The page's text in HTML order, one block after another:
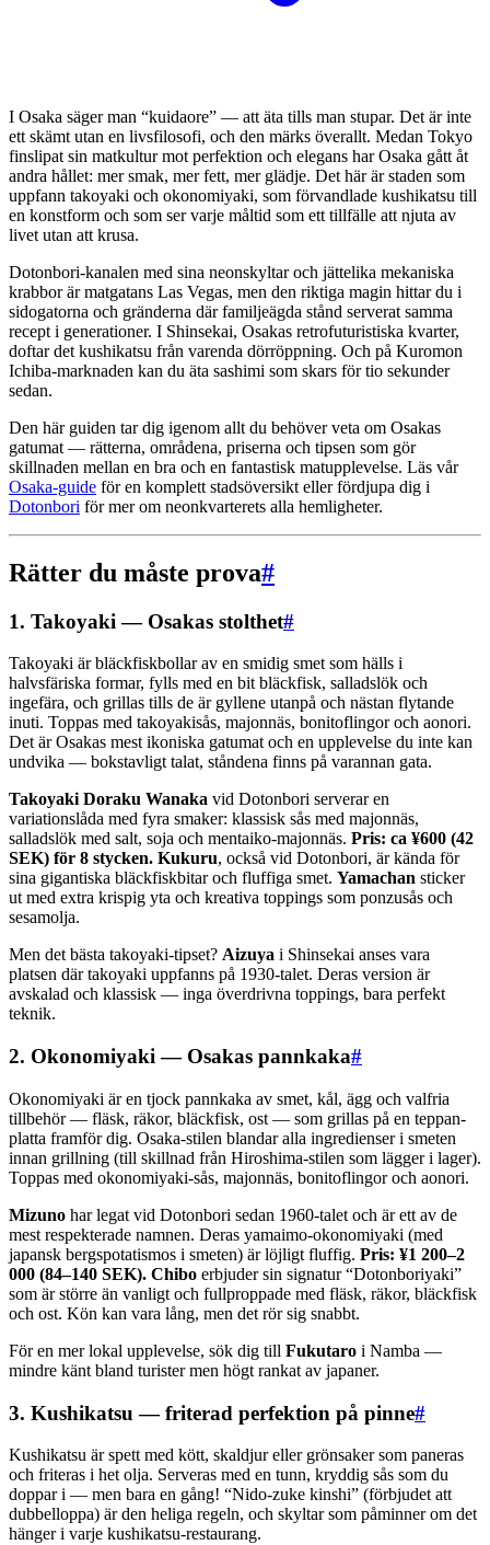
I Osaka säger man “kuidaore” — att äta tills man stupar. Det är inte
ett skämt utan en livsfilosofi, och den märks överallt. Medan Tokyo
finslipat sin matkultur mot perfektion och elegans har Osaka gått åt
andra hållet: mer smak, mer fett, mer glädje. Det här är staden som
uppfann takoyaki och okonomiyaki, som förvandlade kushikatsu till
en konstform och som ser varje måltid som ett tillfälle att njuta av
livet utan att krusa.
Dotonbori-kanalen med sina neonskyltar och jättelika mekaniska
krabbor är matgatans Las Vegas, men den riktiga magin hittar du i
sidogatorna och gränderna där familjeägda stånd serverat samma
recept i generationer. I Shinsekai, Osakas retrofuturistiska kvarter,
doftar det kushikatsu från varenda dörröppning. Och på Kuromon
Ichiba-marknaden kan du äta sashimi som skars för tio sekunder
sedan.
Den här guiden tar dig igenom allt du behöver veta om Osakas
gatumat — rätterna, områdena, priserna och tipsen som gör
skillnaden mellan en bra och en fantastisk matupplevelse. Läs vår
Osaka-guide för en komplett stadsöversikt eller fördjupa dig i
Dotonbori för mer om neonkvarterets alla hemligheter.
Rätter du måste prova#
1. Takoyaki — Osakas stolthet#
Takoyaki är bläckfiskbollar av en smidig smet som hälls i
halvsfäriska formar, fylls med en bit bläckfisk, salladslök och
ingefära, och grillas tills de är gyllene utanpå och nästan flytande
inuti. Toppas med takoyakisås, majonnäs, bonitoflingor och aonori.
Det är Osakas mest ikoniska gatumat och en upplevelse du inte kan
undvika — bokstavligt talat, ståndena finns på varannan gata.
Takoyaki Doraku Wanaka vid Dotonbori serverar en
variationslåda med fyra smaker: klassisk sås med majonnäs,
salladslök med salt, soja och mentaiko-majonnäs. Pris: ca ¥600 (42
SEK) för 8 stycken. Kukuru, också vid Dotonbori, är kända för
sina gigantiska bläckfiskbitar och fluffiga smet. Yamachan sticker
ut med extra krispig yta och kreativa toppings som ponzusås och
sesamolja.
Men det bästa takoyaki-tipset? Aizuya i Shinsekai anses vara
platsen där takoyaki uppfanns på 1930-talet. Deras version är
avskalad och klassisk — inga överdrivna toppings, bara perfekt
teknik.
2. Okonomiyaki — Osakas pannkaka#
Okonomiyaki är en tjock pannkaka av smet, kål, ägg och valfria
tillbehör — fläsk, räkor, bläckfisk, ost — som grillas på en teppan-
platta framför dig. Osaka-stilen blandar alla ingredienser i smeten
innan grillning (till skillnad från Hiroshima-stilen som lägger i lager).
Toppas med okonomiyaki-sås, majonnäs, bonitoflingor och aonori.
Mizuno har legat vid Dotonbori sedan 1960-talet och är ett av de
mest respekterade namnen. Deras yamaimo-okonomiyaki (med
japansk bergspotatismos i smeten) är löjligt fluffig. Pris: ¥1 200–2
000 (84–140 SEK). Chibo erbjuder sin signatur “Dotonboriyaki”
som är större än vanligt och fullproppade med fläsk, räkor, bläckfisk
och ost. Kön kan vara lång, men det rör sig snabbt.
För en mer lokal upplevelse, sök dig till Fukutaro i Namba —
mindre känt bland turister men högt rankat av japaner.
3. Kushikatsu — friterad perfektion på pinne#
Kushikatsu är spett med kött, skaldjur eller grönsaker som paneras
och friteras i het olja. Serveras med en tunn, kryddig sås som du
doppar i — men bara en gång! “Nido-zuke kinshi” (förbjudet att
dubbelloppa) är den heliga regeln, och skyltar som påminner om det
hänger i varje kushikatsu-restaurang.